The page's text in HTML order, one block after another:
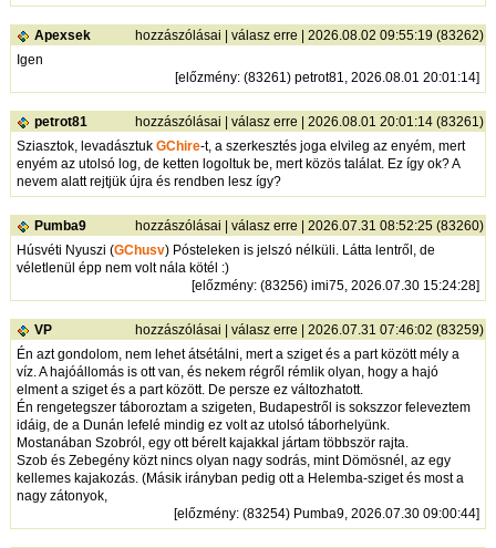
Apexsek hozzászólásai |válasz erre | 2026.08.02 09:55:19 (83262)
Igen
[előzmény: (83261) petrot81, 2026.08.01 20:01:14]
petrot81 hozzászólásai |válasz erre | 2026.08.01 20:01:14 (83261)
Sziasztok, levadásztukGChire-t, a szerkesztés joga elvileg az enyém, mert
enyém az utolsó log, de ketten logoltuk be, mert közös találat. Ez így ok? A
nevem alatt rejtjük újra és rendben lesz így?
Pumba9 hozzászólásai |válasz erre | 2026.07.31 08:52:25 (83260)
Húsvéti Nyuszi (GChusv) Pósteleken is jelszó nélküli. Látta lentről, de
véletlenül épp nem volt nála kötél :)
[előzmény: (83256) imi75, 2026.07.30 15:24:28]
VP hozzászólásai |válasz erre | 2026.07.31 07:46:02 (83259)
Én azt gondolom, nem lehet átsétálni, mert a sziget és a part között mély a
víz. A hajóállomás is ott van, és nekem régről rémlik olyan, hogy a hajó
elment a sziget és a part között. De persze ez változhatott.
Én rengetegszer táboroztam a szigeten, Budapestről is sokszzor feleveztem
idáig, de a Dunán lefelé mindig ez volt az utolsó táborhelyünk.
Mostanában Szobról, egy ott bérelt kajakkal jártam többször rajta.
Szob és Zebegény közt nincs olyan nagy sodrás, mint Dömösnél, az egy
kellemes kajakozás. (Másik irányban pedig ott a Helemba-sziget és most a
nagy zátonyok,
[előzmény: (83254) Pumba9, 2026.07.30 09:00:44]